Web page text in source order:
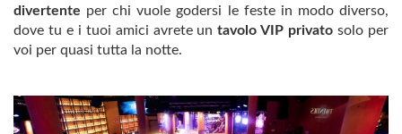
divertente per chi vuole godersi le feste in modo diverso,
dove tu e i tuoi amici avrete untavolo VIP privato solo per
voi per quasi tutta la notte.